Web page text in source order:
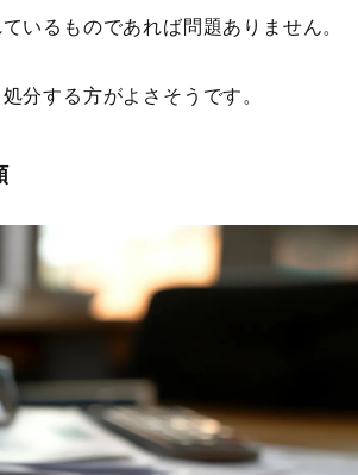
いるものであれば問題ありません。
分する方がよさそうです。